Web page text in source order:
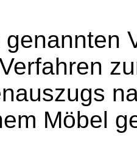
genannten
Möbel